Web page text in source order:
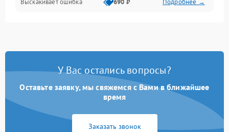
Перегрев и нестабильная работа
Программные сбои
Выскакивает ошибка 690 ₽ Подробнее →
У Вас остались вопросы?
Оставьте заявку, мы свяжемся с Вами в ближайшее
время
Заказать звонок